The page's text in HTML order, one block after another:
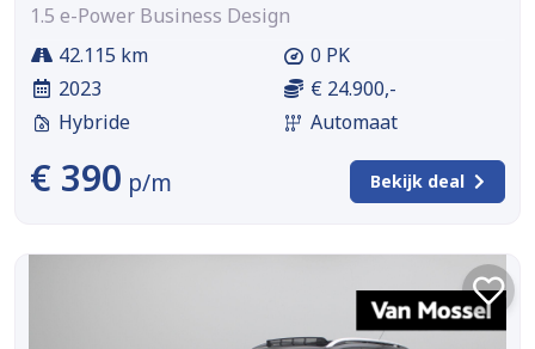
1.5 e-Power Business Design
42.115 km
2023
Hybride
0 PK
€ 24.900,-
Automaat
€ 390 p/m Bekijk deal